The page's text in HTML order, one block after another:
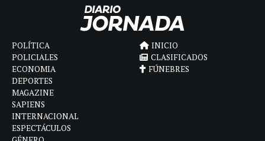
POLÍTICA
POLICIALES
ECONOMIA
DEPORTES
MAGAZINE
SAPIENS
INTERNACIONAL
ESPECTÁCULOS
INICIO
CLASIFICADOS
FÚNEBRES